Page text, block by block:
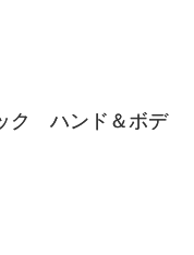
ハンド＆ボデ